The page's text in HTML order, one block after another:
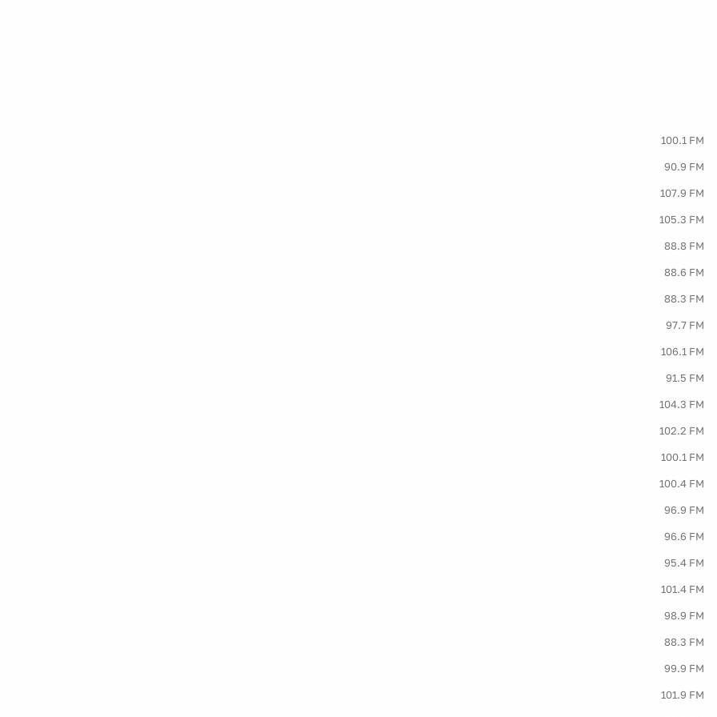
100.1 FM
90.9 FM
107.9 FM
105.3 FM
88.8 FM
88.6 FM
88.3 FM
97.7 FM
106.1 FM
91.5 FM
104.3 FM
102.2 FM
100.1 FM
100.4 FM
96.9 FM
96.6 FM
95.4 FM
101.4 FM
98.9 FM
88.3 FM
99.9 FM
101.9 FM